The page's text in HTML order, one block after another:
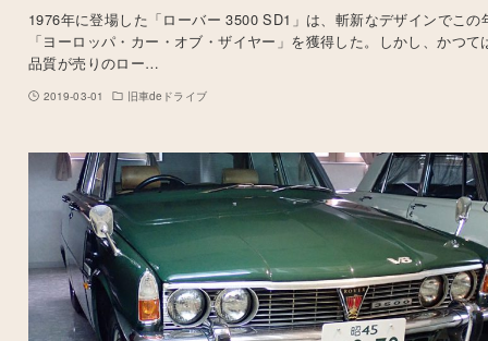
1976年に登場した「ローバー 3500 SD1」は、斬新なデザインでこの
「ヨーロッパ・カー・オブ・ザイヤー」を獲得した。しかし、かつて
品質が売りのロー…
2019-03-01 旧車deドライブ